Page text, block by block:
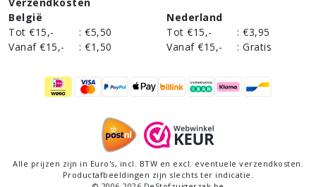
België
Tot €15,-
: €5,50
Vanaf €15,-
: €1,50
Nederland
Tot €15,-
: €3,95
Vanaf €15,-
: Gratis
Alle prijzen zijn in Euro's, incl . BTW en excl. eventuele verzendkosten.
Productafbeeldingen zijn slechts ter indicatie.